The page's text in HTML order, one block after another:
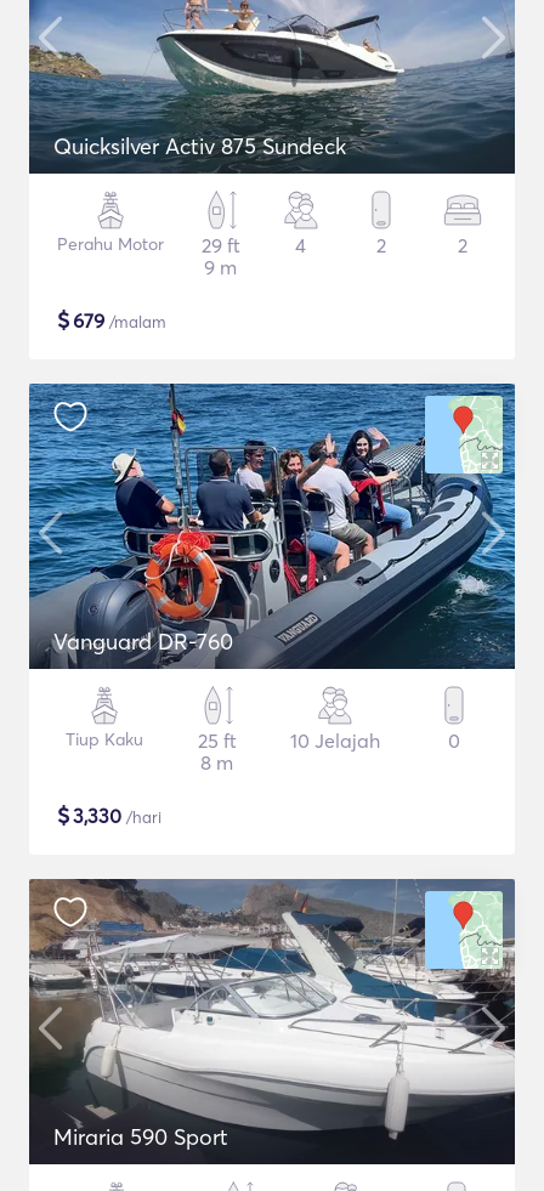
Quicksilver Activ 875 Sundeck
Perahu Motor
29 ft
9 m
4 2 2
$679 /malam
Vanguard DR-760
Tiup Kaku
25 ft
8 m
10 Jelajah 0
$3,330 /hari
Miraria 590 Sport